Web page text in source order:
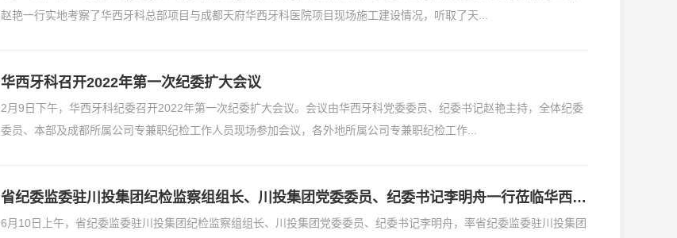
赵艳一行实地考察了华西牙科总部项目与成都天府华西牙科医院项目现场施工建设情况，听取了天...
华西牙科召开2022年第一次纪委扩大会议
2月9日下午，华西牙科纪委召开2022年第一次纪委扩大会议。会议由华西牙科党委委员、纪委书记赵艳主持，全体纪委
委员、本部及成都所属公司专兼职纪检工作人员现场参加会议，各外地所属公司专兼职纪检工作...
省纪委监委驻川投集团纪检监察组组长、川投集团党委委员、纪委书记李明舟一行莅临华西牙科调研指导工作
6月10日上午，省纪委监委驻川投集团纪检监察组组长、川投集团党委委员、纪委书记李明舟，率省纪委监委驻川投集团